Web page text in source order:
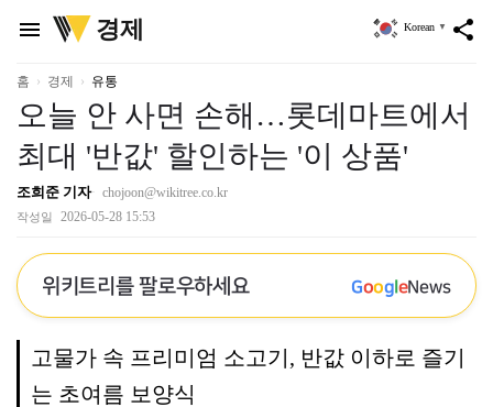
menu
위
키
리
경제 share
Korean ▼
홈 경제 유통
오늘 안 사면 손해…롯데마트에서
최대 '반값' 할인하는 '이 상품'
조희준 기자 chojoon@wikitree.co.kr
작성일 2026-05-28 15:53
위키트리를 팔로우하세요 GoogleNews
고물가 속 프리미엄 소고기, 반값 이하로 즐기
는 초여름 보양식